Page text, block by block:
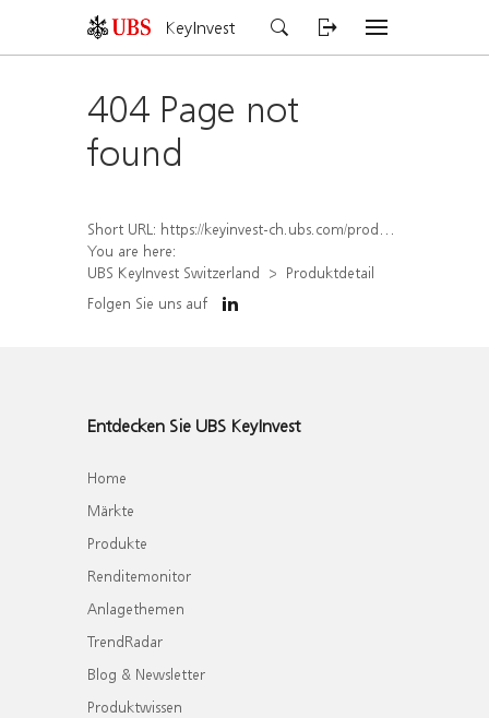
KeyInvest
404 Page not
found
Short URL: https://keyinvest-ch.ubs.com/produkt/detail/index/isin/CH1582446766
You are here:
UBS KeyInvest Switzerland
Produktdetail
Folgen Sie uns auf
Entdecken Sie UBS KeyInvest
Home
Märkte
Produkte
Renditemonitor
Anlagethemen
TrendRadar
Blog & Newsletter
Produktwissen